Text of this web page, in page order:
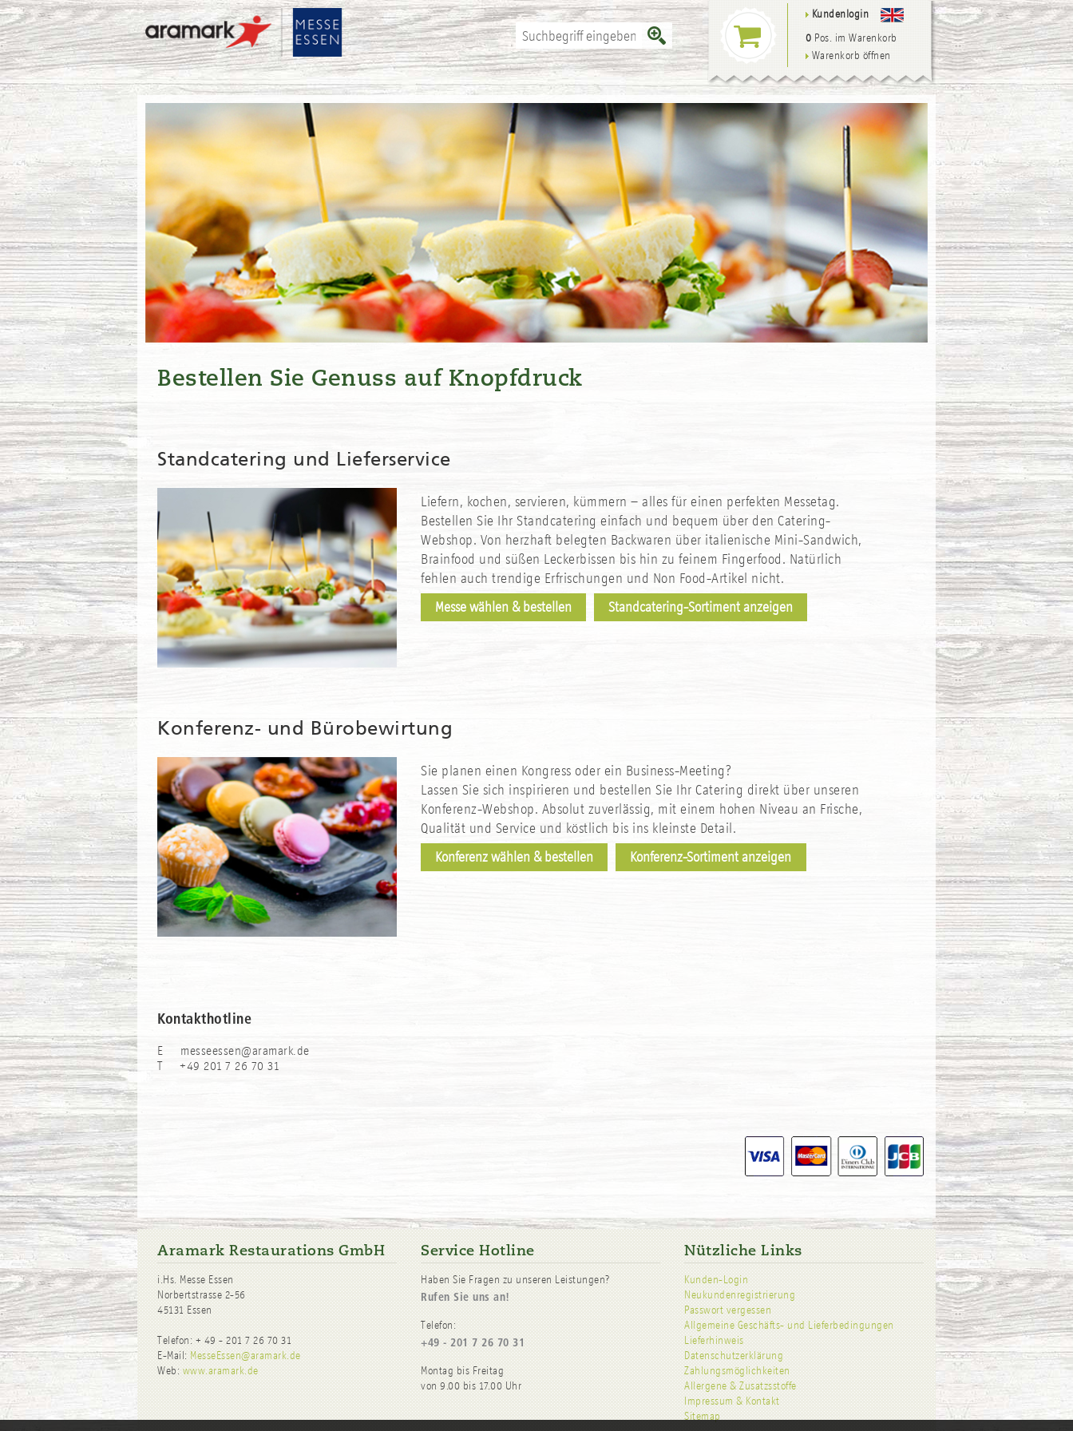
Kundenlogin
0 Pos. im Warenkorb
Warenkorb öffnen
Bestellen Sie Genuss auf Knopfdruck
Standcatering und Lieferservice
Liefern, kochen, servieren, kümmern – alles für einen perfekten Messetag.
Bestellen Sie Ihr Standcatering einfach und bequem über den Catering-
Webshop. Von herzhaft belegten Backwaren über italienische Mini-Sandwich,
Brainfood und süßen Leckerbissen bis hin zu feinem Fingerfood. Natürlich
fehlen auch trendige Erfrischungen und Non Food-Artikel nicht.
Konferenz- und Bürobewirtung
Sie planen einen Kongress oder ein Business-Meeting?
Lassen Sie sich inspirieren und bestellen Sie Ihr Catering direkt über unseren
Konferenz-Webshop. Absolut zuverlässig, mit einem hohen Niveau an Frische,
Qualität und Service und köstlich bis ins kleinste Detail.
Kontakthotline
E messeessen@aramark.de
T +49 201 7 26 70 31
Aramark Restaurations GmbH
i.Hs. Messe Essen
Norbertstrasse 2-56
45131 Essen
Telefon: + 49 - 201 7 26 70 31
E-Mail:MesseEssen@aramark.de
Web:www.aramark.de
Service Hotline
Haben Sie Fragen zu unseren Leistungen?
Rufen Sie uns an!
Telefon:
+49 - 201 7 26 70 31
Montag bis Freitag
von 9.00 bis 17.00 Uhr
Nützliche Links
Kunden-Login
Neukundenregistrierung
Passwort vergessen
Allgemeine Geschäfts- und Lieferbedingungen
Lieferhinweis
Datenschutzerklärung
Zahlungsmöglichkeiten
Allergene & Zusatzsstoffe
Impressum & Kontakt
Sitemap